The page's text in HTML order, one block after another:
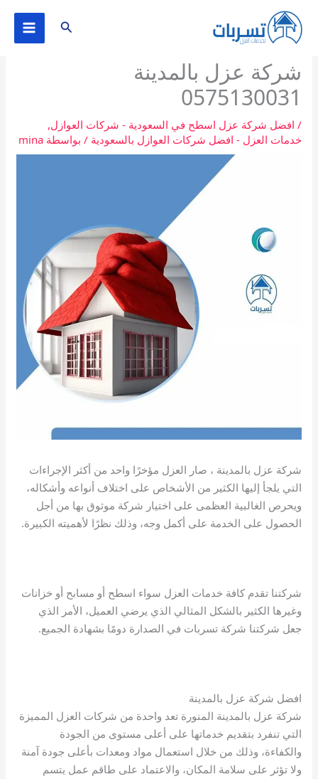
المحتوى
البحث
شركة عزل بالمدينة
0575130031
/ افضل شركة عزل اسطح في السعودية - شركات العوازل,
خدمات العزل - افضل شركات العوازل بالسعودية / بواسطة mina
شركة عزل بالمدينة ، صار العزل مؤخرًا واحد من أكثر الإجراءات
التي يلجأ إليها الكثير من الأشخاص على اختلاف أنواعه وأشكاله،
ويحرص الغالبية العظمى على اختيار شركة موثوق بها من أجل
الحصول على الخدمة على أكمل وجه، وذلك نظرًا لأهميته الكبيرة.
شركتنا تقدم كافة خدمات العزل سواء اسطح أو مسابح أو خزانات
وغيرها الكثير بالشكل المثالي الذي يرضي العميل، الأمر الذي
جعل شركتنا شركة تسربات في الصدارة دومًا بشهادة الجميع.
افضل شركة عزل بالمدينة
شركة عزل بالمدينة المنورة تعد واحدة من شركات العزل المميزة
التي تنفرد بتقديم خدماتها على أعلى مستوى من الجودة
والكفاءة، وذلك من خلال استعمال مواد ومعدات بأعلى جودة آمنة
ولا تؤثر على سلامة المكان، والاعتماد على طاقم عمل يتسم